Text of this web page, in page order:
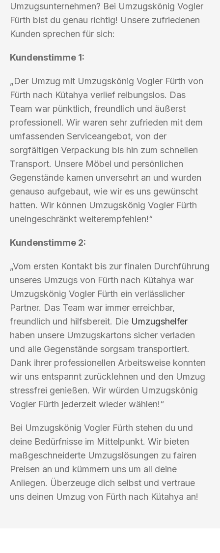
Umzugsunternehmen? Bei Umzugskönig Vogler
Fürth bist du genau richtig! Unsere zufriedenen
Kunden sprechen für sich:
Kundenstimme 1:
„Der Umzug mit Umzugskönig Vogler Fürth von
Fürth nach Kütahya verlief reibungslos. Das
Team war pünktlich, freundlich und äußerst
professionell. Wir waren sehr zufrieden mit dem
umfassenden Serviceangebot, von der
sorgfältigen Verpackung bis hin zum schnellen
Transport. Unsere Möbel und persönlichen
Gegenstände kamen unversehrt an und wurden
genauso aufgebaut, wie wir es uns gewünscht
hatten. Wir können Umzugskönig Vogler Fürth
uneingeschränkt weiterempfehlen!“
Kundenstimme 2:
„Vom ersten Kontakt bis zur finalen Durchführung
unseres Umzugs von Fürth nach Kütahya war
Umzugskönig Vogler Fürth ein verlässlicher
Partner. Das Team war immer erreichbar,
freundlich und hilfsbereit. Die Umzugshelfer
haben unsere Umzugskartons sicher verladen
und alle Gegenstände sorgsam transportiert.
Dank ihrer professionellen Arbeitsweise konnten
wir uns entspannt zurücklehnen und den Umzug
stressfrei genießen. Wir würden Umzugskönig
Vogler Fürth jederzeit wieder wählen!“
Bei Umzugskönig Vogler Fürth stehen du und
deine Bedürfnisse im Mittelpunkt. Wir bieten
maßgeschneiderte Umzugslösungen zu fairen
Preisen an und kümmern uns um all deine
Anliegen. Überzeuge dich selbst und vertraue
uns deinen Umzug von Fürth nach Kütahya an!